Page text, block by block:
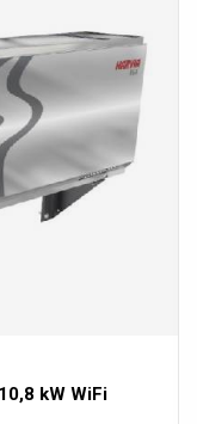
kW WiFi